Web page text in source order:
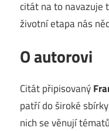
citát na to navazuje
životní etapa nás
O autorovi
Citát připisovaný
patří do široké
nich se věnují